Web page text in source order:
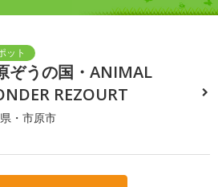
ぞうの国・ANIMAL
REZOURT
・市原市